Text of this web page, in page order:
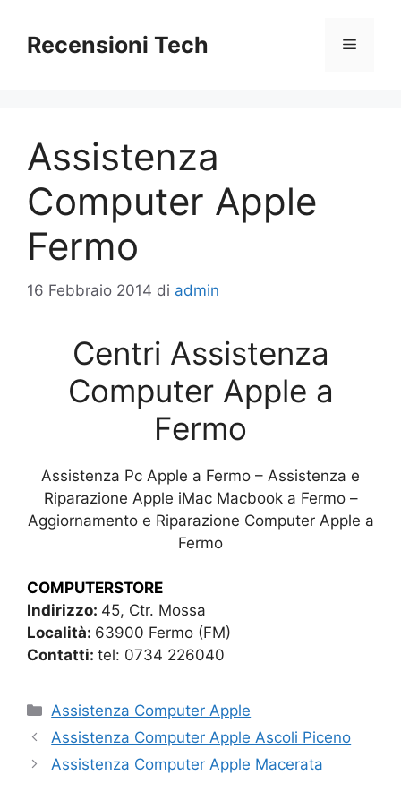
contenuto
Recensioni Tech Menu
Assistenza
Computer Apple
Fermo
16 Febbraio 2014 di admin
Centri Assistenza
Computer Apple a
Fermo
Assistenza Pc Apple a Fermo – Assistenza e
Riparazione Apple iMac Macbook a Fermo –
Aggiornamento e Riparazione Computer Apple a
Fermo
COMPUTERSTORE
Indirizzo: 45, Ctr. Mossa
Località: 63900 Fermo (FM)
Contatti: tel: 0734 226040
Categorie
Assistenza Computer Apple
Assistenza Computer Apple Ascoli Piceno
Assistenza Computer Apple Macerata